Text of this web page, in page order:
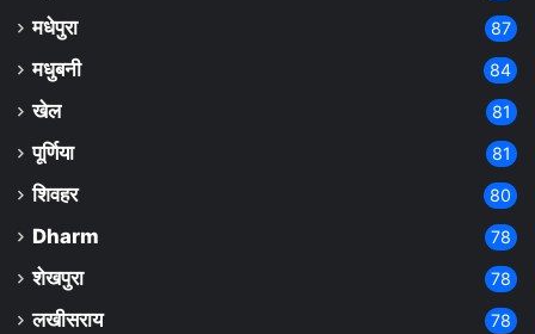
मधेपुरा 87
मधुबनी 84
खेल 81
पूर्णिया 81
शिवहर 80
Dharm 78
शेखपुरा 78
लखीसराय 78